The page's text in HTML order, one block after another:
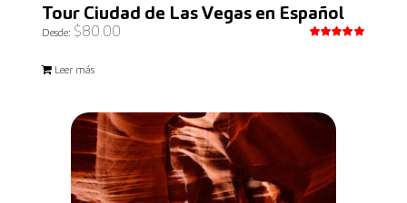
Tour Ciudad de Las Vegas en Español
Desde: $80.00
Leer más